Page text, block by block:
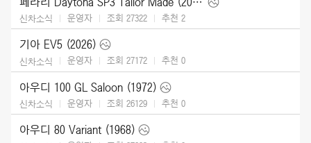
신차소식 운영자 조회 27322 추천 2
기아 EV5 (2026)
신차소식 운영자 조회 27172 추천 0
아우디 100 GL Saloon (1972)
신차소식 운영자 조회 26129 추천 0
아우디 80 Variant (1968)